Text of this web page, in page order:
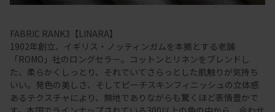
FABRIC RANK3【LINARA】
1902年創立、イギリス・ノッティンガムを本拠とする老舗
「ROMO」社のロングセラー。コットンとリネンをブレンドし
た、柔らかくしっとり、それでいてさらっとした肌触りが気持ち
いい。発色の美しさ、そしてピーチスキンフィニッシュの立体感
あるテクスチャにより、無地でありながらも驚くほど表情豊かで